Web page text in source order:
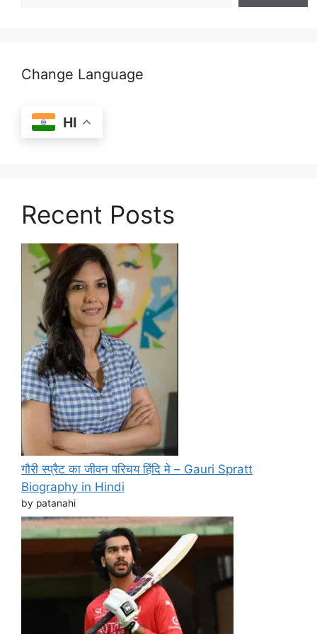
Change Language
HI
Recent Posts
गौरी स्प्रैट का जीवन परिचय हिंदि मे – Gauri Spratt
Biography in Hindi
by patanahi